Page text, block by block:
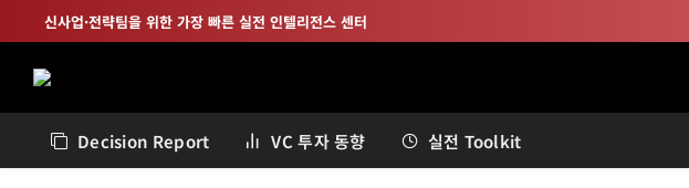
신사업·전략팀을 위한 가장 빠른 실전 인텔리전스 센터
Decision Report VC 투자 동향 실전 Toolkit